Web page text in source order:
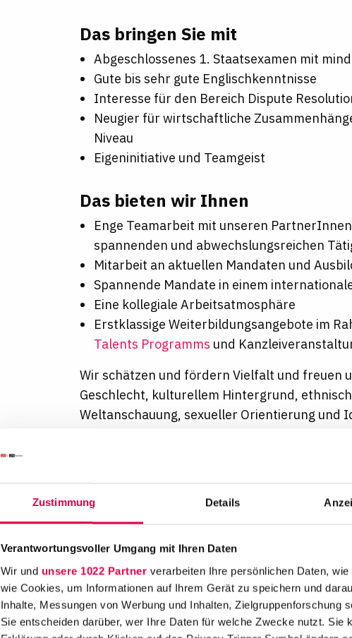
Zustimmung Details
Verantwortungsvoller Umgang mit Ihren Daten
Wir und unsere 1022 Partner verarbeiten Ihre persönlichen Daten,
wie Cookies, um Informationen auf Ihrem Gerät zu speichern und
Inhalte, Messungen von Werbung und Inhalten, Zielgruppenforschung
Sie entscheiden darüber, wer Ihre Daten für welche Zwecke nutzt. Sie
Das bringen Sie mit
Abgeschlossenes 1. Staatsexamen mit
Gute bis sehr gute Englischkenntnisse
Interesse für den Bereich Dispute
Neugier für wirtschaftliche
Niveau
Eigeninitiative und Teamgeist
Das bieten wir Ihnen
Enge Teamarbeit mit unseren
spannenden und abwechslungsreichen
Mitarbeit an aktuellen Mandaten und
Spannende Mandate in einem
Eine kollegiale Arbeitsatmosphäre
Erstklassige Weiterbildungsangebote im
Talents Programms und
Wir schätzen und fördern Vielfalt und freuen
Geschlecht, kulturellem Hintergrund,
Weltanschauung, sexueller Orientierung und
www.hengeler.com/karriere
Benefits
Arbeiten im
Ausland
Berufsnetzwerke Diensthandy